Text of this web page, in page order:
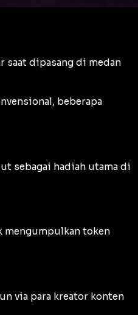
saat dipasang di medan
beberapa
sebagai hadiah utama di
mengumpulkan token
via para kreator konten